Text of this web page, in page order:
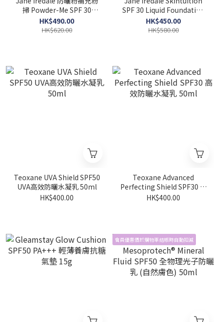
掃 Powder-Me SPF 30
Refillable Brush 5g
HK$490.00
HK$620.00
SPF 30 Liquid Foundation
蘋果多醣水光養膚粉底液
SPF30
HK$450.00
HK$580.00
Teoxane UVA Shield SPF50
UVA高效防曬水凝乳 50ml
HK$400.00
Teoxane Advanced
Perfecting Shield SPF30 高
效防曬水凝乳 50ml
HK$400.00
會員優惠價於購物車結帳時自動扣減